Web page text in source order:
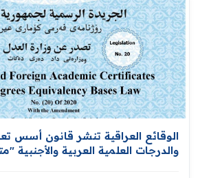
الوقائع العراقية تنشر قانون أسس
والدرجات العلمية العربية والأجنبية